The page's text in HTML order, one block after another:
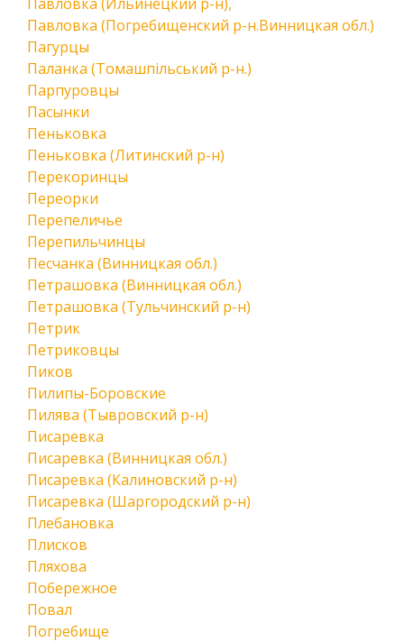
Павловка (Погребищенский р-н.Винницкая обл.)
Пагурцы
Паланка (Томашпільський р-н.)
Парпуровцы
Пасынки
Пеньковка
Пеньковка (Литинский р-н)
Перекоринцы
Переорки
Перепеличье
Перепильчинцы
Песчанка (Винницкая обл.)
Петрашовка (Винницкая обл.)
Петрашовка (Тульчинский р-н)
Петрик
Петриковцы
Пиков
Пилипы-Боровские
Пилява (Тывровский р-н)
Писаревка
Писаревка (Винницкая обл.)
Писаревка (Калиновский р-н)
Писаревка (Шаргородский р-н)
Плебановка
Плисков
Пляхова
Побережное
Повал
Погребище